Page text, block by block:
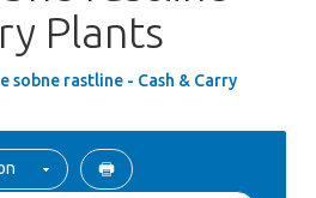
Plants
sobne rastline - Cash & Carry